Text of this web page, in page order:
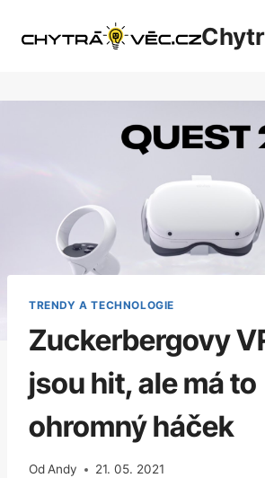
TRENDY A TECHNOLOGIE
Zuckerbergovy
jsou hit, ale má to
ohromný háček
Od Andy 21. 05. 2021